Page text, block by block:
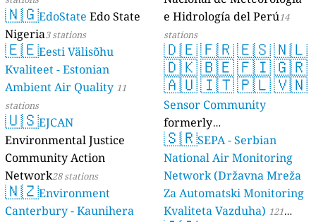
🇳🇬EdoState Edo State
Nigeria3 stations
🇪🇪Eesti Välisõhu
Kvaliteet - Estonian
Ambient Air Quality 11
stations
🇺🇸EJCAN
Environmental Justice
Community Action
Network28 stations
🇳🇿Environment
Canterbury - Kaunihera
e Hidrología del Perú14
stations
🇩🇪🇫🇷🇪🇸🇳🇱
🇩🇰🇧🇪🇫🇮🇬🇷
🇦🇺🇮🇹🇵🇱🇻🇳
Sensor Community
formerly
luftdaten.info35819 stations
🇸🇷SEPA - Serbian
National Air Monitoring
Network (Državna Mreža
Za Automatski Monitoring
Kvaliteta Vazduha) 121